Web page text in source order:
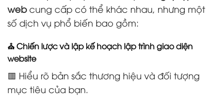
webcung cấp có thể khác nhau, nhưng một
số dịch vụ phổ biến bao gồm:
⛪ Chiến lược và lập kế hoạch lập trình giao diện
website
🟥 Hiểu rõ bản sắc thương hiệu và đối tượng
mục tiêu của bạn.